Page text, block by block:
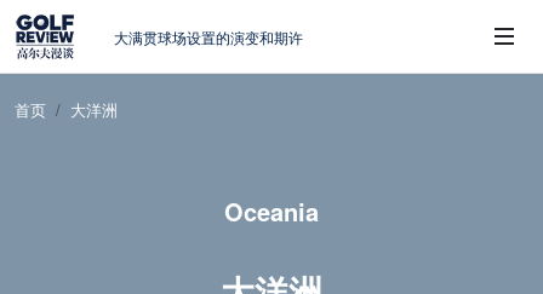
AIG英国女子公开赛，一场大满贯的50年
蜕变
周报｜亚巡“换码头”，果岭脱鞋抗议的乌
首页 大洋洲
Oceania